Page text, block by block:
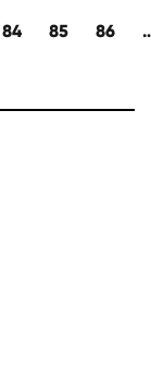
84 85 86